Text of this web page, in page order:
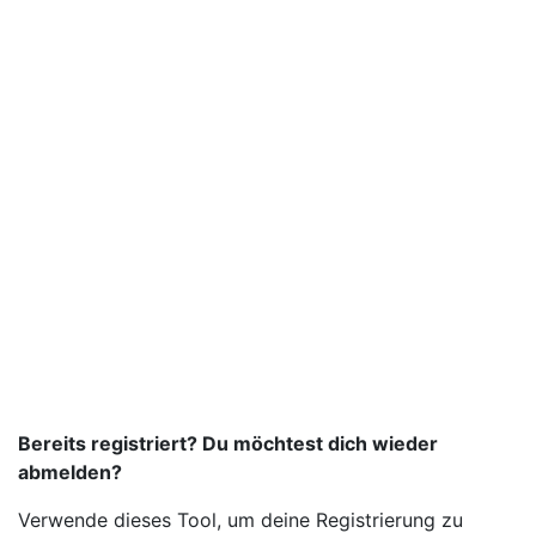
Bereits registriert? Du möchtest dich wieder
abmelden?
Verwende dieses Tool, um deine Registrierung zu